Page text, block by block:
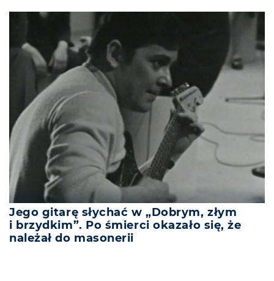
Jego gitarę słychać w „Dobrym, złym
i brzydkim”. Po śmierci okazało się, że
należał do masonerii